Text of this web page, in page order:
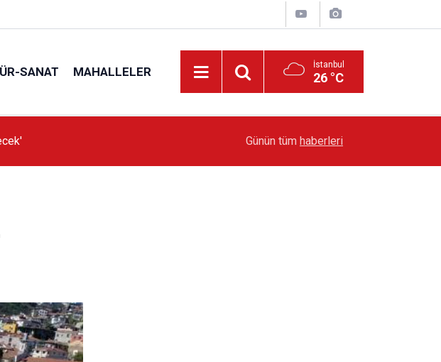
SANAT MAHALLELER İstanbul
26 °C
Sarıyer’de Edebiyat Rüzgârı Esecek
Günün tüm haberleri